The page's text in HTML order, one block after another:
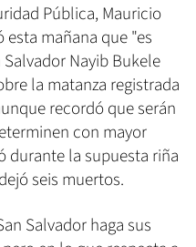
Pública, Mauricio
esta mañana que "es
Nayib Bukele
la matanza registrada
recordó que serán
con mayor
durante la supuesta riña
seis muertos.
Salvador haga sus